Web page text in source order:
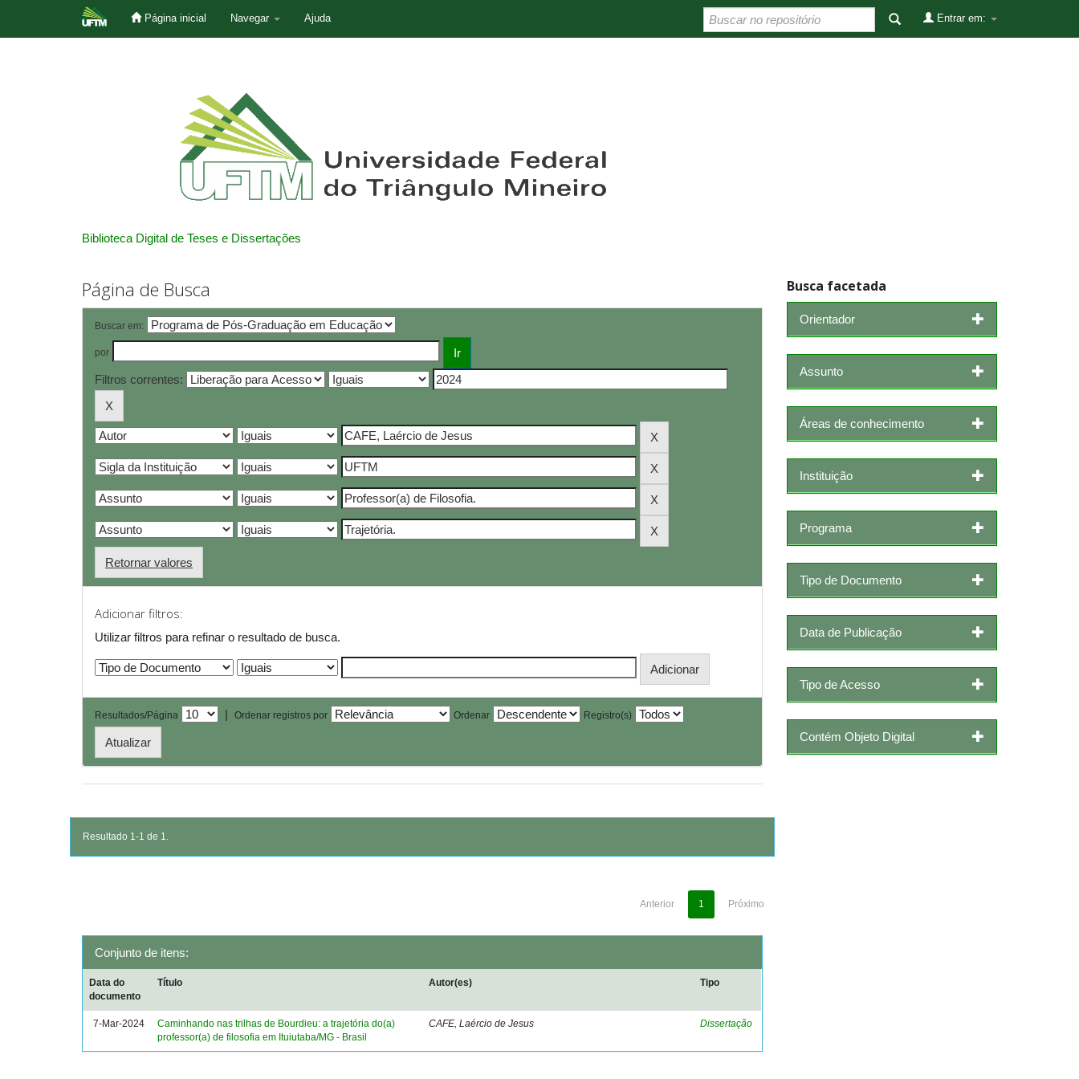
Página inicial Navegar Ajuda Entrar em:
Biblioteca Digital de Teses e Dissertações
Página de Busca
Buscar em:
por
Filtros correntes:
Retornar valores
Adicionar filtros:
Utilizar filtros para refinar o resultado de busca.
Resultados/Página | Ordenar registros por Ordenar Registro(s)
Resultado 1-1 de 1.
Anterior 1 Próximo
Conjunto de itens:
Data do
documento
Título Autor(es) Tipo
7-Mar-2024
Caminhando nas trilhas de Bourdieu: a trajetória do(a)
professor(a) de filosofia em Ituiutaba/MG - Brasil
CAFE, Laércio de Jesus Dissertação
Busca facetada
Orientador
Assunto
Áreas de conhecimento
Instituição
Programa
Tipo de Documento
Data de Publicação
Tipo de Acesso
Contém Objeto Digital